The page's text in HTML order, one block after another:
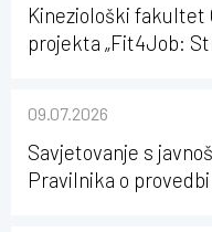
Kineziološki fakultet
projekta „Fit4Job:
09.07.2026
Savjetovanje s
Pravilnika o